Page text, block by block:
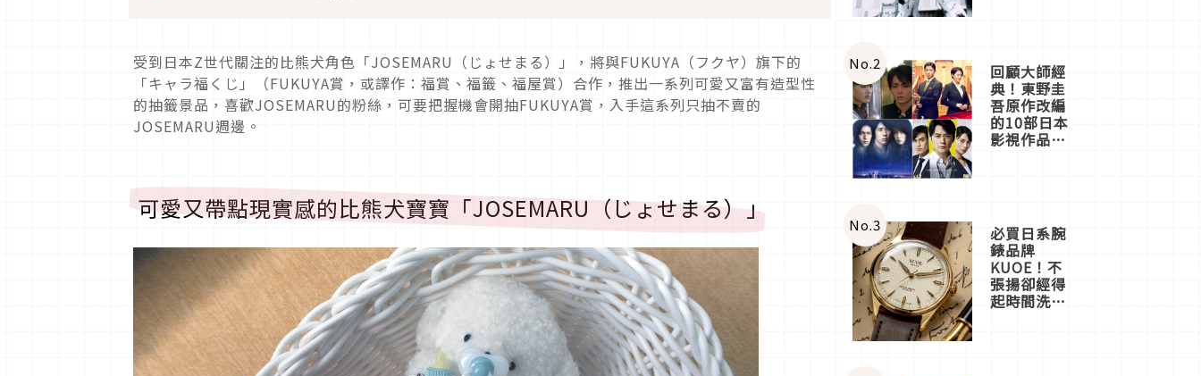
受到日本Z世代關注的比熊犬角色「JOSEMARU（じょせまる）」，將與FUKUYA（フクヤ）旗下的
「キャラ福くじ」（FUKUYA賞，或譯作：福賞、福籤、福屋賞）合作，推出一系列可愛又富有造型性
的抽籤景品，喜歡JOSEMARU的粉絲，可要把握機會開抽FUKUYA賞，入手這系列只抽不賣的
JOSEMARU週邊。
可愛又帶點現實感的比熊犬寶寶「JOSEMARU（じょせまる）」
體驗
No.2 回顧大師經
典！東野圭
吾原作改編
的10部日本
影視作品推
No.3 必買日系腕
錶品牌
KUOE！不
張揚卻經得
起時間洗鍊